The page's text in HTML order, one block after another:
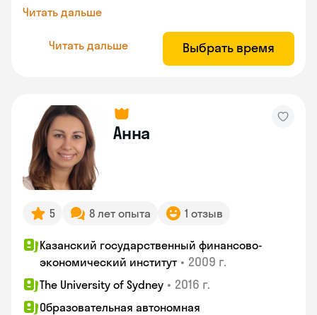
Читать дальше
Читать дальше Выбрать время
Анна
5 8 лет опыта 1 отзыв
Казанский государственный финансово-
экономический институт • 2009 г.
The University of Sydney • 2016 г.
Образовательная автономная